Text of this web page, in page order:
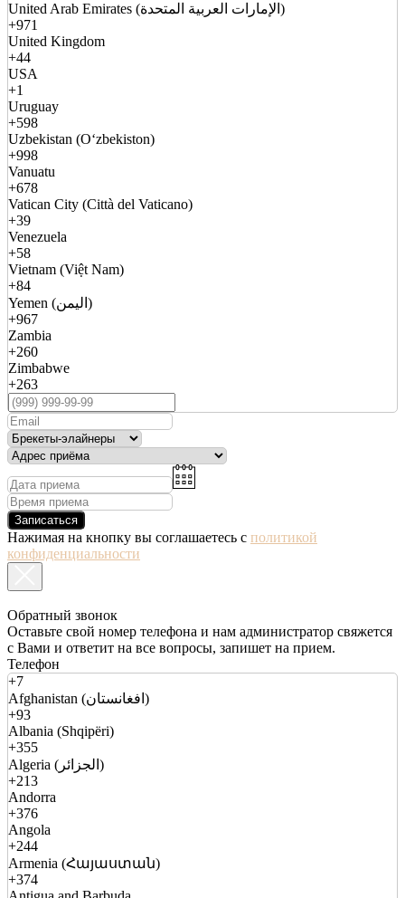
United Arab Emirates (الإمارات العربية المتحدة)
+971
United Kingdom
+44
USA
+1
Uruguay
+598
Uzbekistan (Oʻzbekiston)
+998
Vanuatu
+678
Vatican City (Città del Vaticano)
+39
Venezuela
+58
Vietnam (Việt Nam)
+84
Yemen (اليمن)
+967
Zambia
+260
Zimbabwe
+263
Записаться
Нажимая на кнопку вы соглашаетесь с политикой
конфиденциальности
Обратный звонок
Оставьте свой номер телефона и нам администратор свяжется
с Вами и ответит на все вопросы, запишет на прием.
Телефон
+7
Afghanistan (افغانستان)
+93
Albania (Shqipëri)
+355
Algeria (الجزائر)
+213
Andorra
+376
Angola
+244
Armenia (Հայաստան)
+374